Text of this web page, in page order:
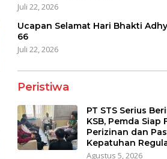
Juli 22, 2026
Ucapan Selamat Hari Bhakti
66
Juli 22, 2026
Peristiwa
PT STS Serius
KSB, Pemda Siap
Perizinan dan
Kepatuhan
Agustus 5, 2026